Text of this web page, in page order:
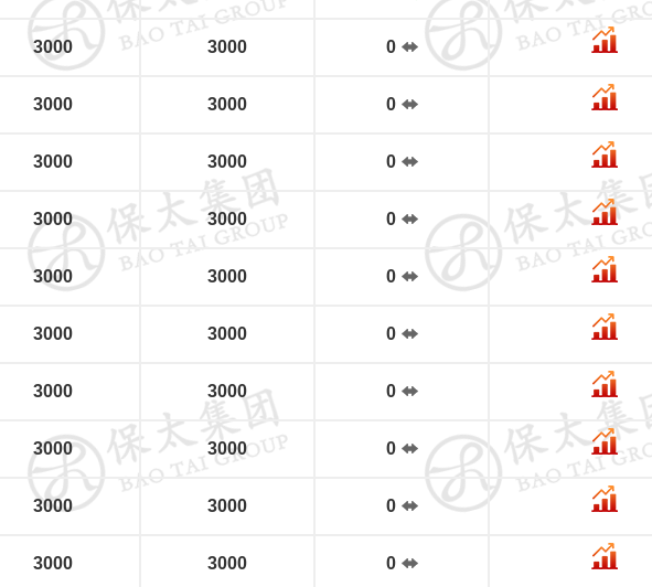
3000 3000 0
3000 3000 0
3000 3000 0
3000 3000 0
3000 3000 0
3000 3000 0
3000 3000 0
3000 3000 0
3000 3000 0
3000 3000 0